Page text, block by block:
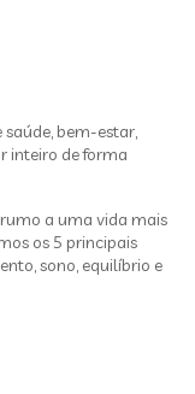
bem-estar,
inteiro de forma
a uma vida mais
os 5 principais
sono, equilíbrio e